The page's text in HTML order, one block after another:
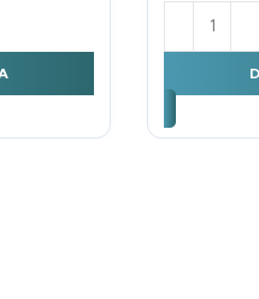
Karnet B6 urodziny Paw
ilość